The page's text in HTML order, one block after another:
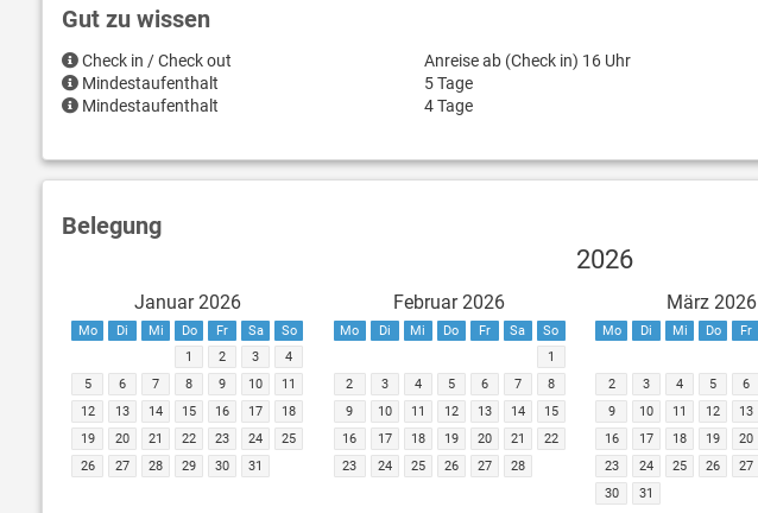
Gut zu wissen
Check in / Check out Anreise ab (Check in) 16 Uhr
Mindestaufenthalt
5 Tage
Mindestaufenthalt
4 Tage
Belegung
2026
Januar 2026
Mo Di Mi Do Fr Sa
So
1
2 3
4
5
6 7 8 9 10
11
12
13 14 15 16 17
18
19
20 21 22 23 24
25
26
27 28 29 30 31
Februar 2026
Mo Di Mi Do Fr Sa
So
1
2
3 4 5 6 7
8
9
10 11 12 13 14
15
16
17 18 19 20 21
22
23
24 25 26 27 28
März 2026
Mo Di Mi Do Fr
2
3 4 5 6
9
10 11 12 13
16
17 18 19 20
23
24 25 26 27
30
31